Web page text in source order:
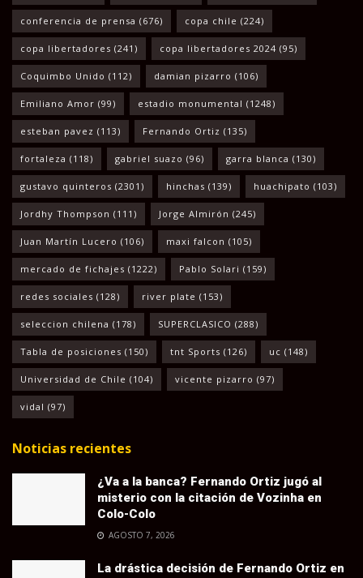
conferencia de prensa (676) copa chile (224)
copa libertadores (241) copa libertadores 2024 (95)
Coquimbo Unido (112) damian pizarro (106)
Emiliano Amor (99) estadio monumental (1248)
esteban pavez (113) Fernando Ortiz (135)
fortaleza (118) gabriel suazo (96) garra blanca (130)
gustavo quinteros (2301) hinchas (139) huachipato (103)
Jordhy Thompson (111) Jorge Almirón (245)
Juan Martín Lucero (106) maxi falcon (105)
mercado de fichajes (1222) Pablo Solari (159)
redes sociales (128) river plate (153)
seleccion chilena (178) SUPERCLASICO (288)
Tabla de posiciones (150) tnt Sports (126) uc (148)
Universidad de Chile (104) vicente pizarro (97)
vidal (97)
Noticias recientes
¿Va a la banca? Fernando Ortiz jugó al
misterio con la citación de Vozinha en
Colo-Colo
AGOSTO 7, 2026
La drástica decisión de Fernando Ortiz en